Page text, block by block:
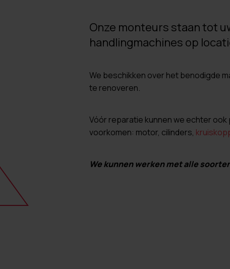
Onze monteurs staan tot
handlingmachines op
We beschikken over het benodigde
te renoveren.
Vóór reparatie kunnen we echter
voorkomen: motor, cilinders,
We kunnen werken met alle